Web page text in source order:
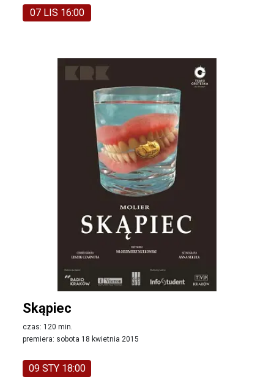
07 LIS 16:00
Skąpiec
czas: 120 min.
premiera: sobota 18 kwietnia 2015
09 STY 18:00